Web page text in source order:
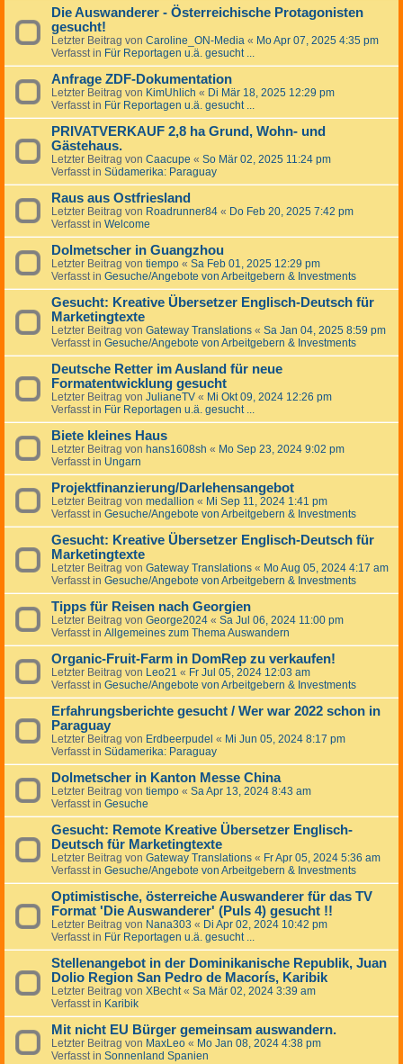
Die Auswanderer - Österreichische Protagonisten
gesucht!
Letzter Beitrag von Caroline_ON-Media « Mo Apr 07, 2025 4:35 pm
Verfasst in Für Reportagen u.ä. gesucht ...
Anfrage ZDF-Dokumentation
Letzter Beitrag von KimUhlich « Di Mär 18, 2025 12:29 pm
Verfasst in Für Reportagen u.ä. gesucht ...
PRIVATVERKAUF 2,8 ha Grund, Wohn- und
Gästehaus.
Letzter Beitrag von Caacupe « So Mär 02, 2025 11:24 pm
Verfasst in Südamerika: Paraguay
Raus aus Ostfriesland
Letzter Beitrag von Roadrunner84 « Do Feb 20, 2025 7:42 pm
Verfasst in Welcome
Dolmetscher in Guangzhou
Letzter Beitrag von tiempo « Sa Feb 01, 2025 12:29 pm
Verfasst in Gesuche/Angebote von Arbeitgebern & Investments
Gesucht: Kreative Übersetzer Englisch-Deutsch für
Marketingtexte
Letzter Beitrag von Gateway Translations « Sa Jan 04, 2025 8:59 pm
Verfasst in Gesuche/Angebote von Arbeitgebern & Investments
Deutsche Retter im Ausland für neue
Formatentwicklung gesucht
Letzter Beitrag von JulianeTV « Mi Okt 09, 2024 12:26 pm
Verfasst in Für Reportagen u.ä. gesucht ...
Biete kleines Haus
Letzter Beitrag von hans1608sh « Mo Sep 23, 2024 9:02 pm
Verfasst in Ungarn
Projektfinanzierung/Darlehensangebot
Letzter Beitrag von medallion « Mi Sep 11, 2024 1:41 pm
Verfasst in Gesuche/Angebote von Arbeitgebern & Investments
Gesucht: Kreative Übersetzer Englisch-Deutsch für
Marketingtexte
Letzter Beitrag von Gateway Translations « Mo Aug 05, 2024 4:17 am
Verfasst in Gesuche/Angebote von Arbeitgebern & Investments
Tipps für Reisen nach Georgien
Letzter Beitrag von George2024 « Sa Jul 06, 2024 11:00 pm
Verfasst in Allgemeines zum Thema Auswandern
Organic-Fruit-Farm in DomRep zu verkaufen!
Letzter Beitrag von Leo21 « Fr Jul 05, 2024 12:03 am
Verfasst in Gesuche/Angebote von Arbeitgebern & Investments
Erfahrungsberichte gesucht / Wer war 2022 schon in
Paraguay
Letzter Beitrag von Erdbeerpudel « Mi Jun 05, 2024 8:17 pm
Verfasst in Südamerika: Paraguay
Dolmetscher in Kanton Messe China
Letzter Beitrag von tiempo « Sa Apr 13, 2024 8:43 am
Verfasst in Gesuche
Gesucht: Remote Kreative Übersetzer Englisch-
Deutsch für Marketingtexte
Letzter Beitrag von Gateway Translations « Fr Apr 05, 2024 5:36 am
Verfasst in Gesuche/Angebote von Arbeitgebern & Investments
Optimistische, österreiche Auswanderer für das TV
Format 'Die Auswanderer' (Puls 4) gesucht !!
Letzter Beitrag von Nana303 « Di Apr 02, 2024 10:42 pm
Verfasst in Für Reportagen u.ä. gesucht ...
Stellenangebot in der Dominikanische Republik, Juan
Dolio Region San Pedro de Macorís, Karibik
Letzter Beitrag von XBecht« Sa Mär 02, 2024 3:39 am
Verfasst in Karibik
Mit nicht EU Bürger gemeinsam auswandern.
Letzter Beitrag von MaxLeo « Mo Jan 08, 2024 4:38 pm
Verfasst in Sonnenland Spanien